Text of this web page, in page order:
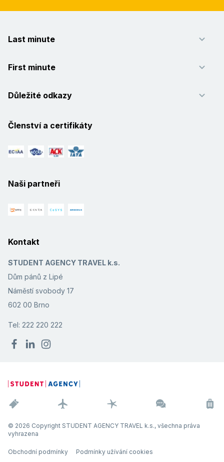
Last minute
First minute
Důležité odkazy
Členství a certifikáty
Naši partneři
Kontakt
STUDENT AGENCY TRAVEL k.s.
Dům pánů z Lipé
Náměstí svobody 17
602 00 Brno
Tel: 222 220 222
© 2026 Copyright STUDENT AGENCY TRAVEL k.s., všechna práva
vyhrazena
Obchodní podmínky Podmínky užívání cookies